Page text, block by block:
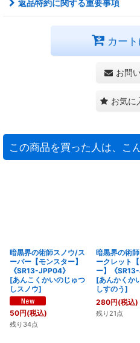
返品特約に関する重要事項
カー
お問
お気に
この商品を買った人は、こ
暗黒界の術師スノウ/ス
ーパー【モンスター】
《SR13-JPP04》
[あんこくかいのじゅつ
しスノウ]
50円(税込)
残り34点
暗黒界の術
ークレット
ー】《
[あんかくか
しすのう]
280円(税込)
残り21点